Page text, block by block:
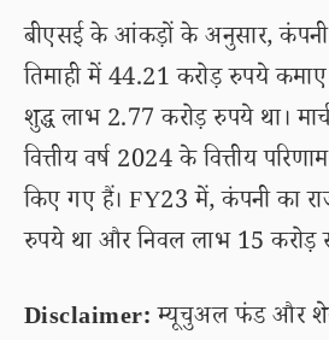
बीएसई के आंकड़ों के अनुसार,
तिमाही में 44.21 करोड़ रुपये
शुद्ध लाभ 2.77 करोड़ रुपये था।
वित्तीय वर्ष 2024 के वित्तीय
किए गए हैं। FY23 में, कंपनी का
रुपये था और निवल लाभ 15 करोड़
Disclaimer:म्यूचुअल फंड और